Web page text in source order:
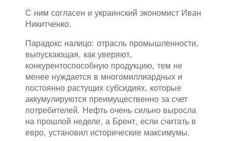
С ним согласен и украинский экономист Иван
Никитченко.
Парадокс налицо: отрасль промышленности,
выпускающая, как уверяют,
конкурентоспособную продукцию, тем не
менее нуждается в многомиллиардных и
постоянно растущих субсидиях, которые
аккумулируются преимущественно за счет
потребителей. Нефть очень сильно выросла
на прошлой неделе, а Брент, если считать в
евро, установил исторические максимумы.